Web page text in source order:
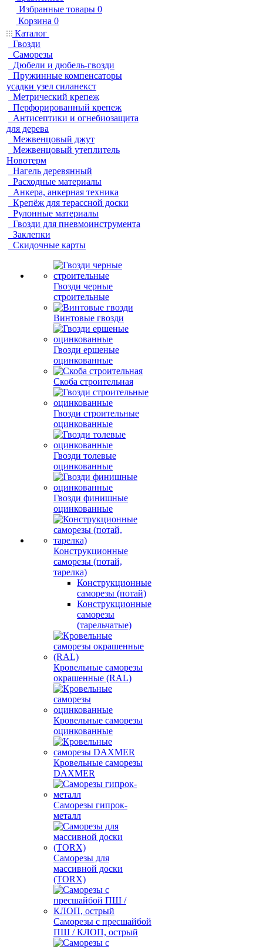
Избранные товары 0
Корзина 0
Каталог
Гвозди
Саморезы
Дюбели и дюбель-гвозди
Пружинные компенсаторы
усадки узел силанекст
Метрический крепеж
Перфорированный крепеж
Антисептики и огнебиозащита
для дерева
Межвенцовый джут
Межвенцовый утеплитель
Новотерм
Нагель деревянный
Расходные материалы
Анкера, анкерная техника
Крепёж для терассной доски
Рулонные материалы
Гвозди для пневмоинструмента
Заклепки
Скидочные карты
Гвозди черные
строительные
Винтовые гвозди
Гвозди ершеные
оцинкованные
Скоба строительная
Гвозди строительные
оцинкованные
Гвозди толевые
оцинкованные
Гвозди финишные
оцинкованные
Конструкционные
саморезы (потай,
тарелка)
Конструкционные
саморезы (потай)
Конструкционные
саморезы
(тарельчатые)
Кровельные саморезы
окрашенные (RAL)
Кровельные саморезы
оцинкованные
Кровельные саморезы
DAXMER
Саморезы гипрок-
металл
Саморезы для
массивной доски
(TORX)
Саморезы с пресшайбой
ПШ / КЛОП, острый